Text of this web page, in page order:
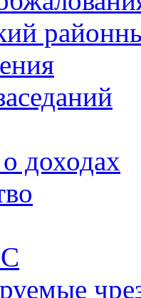
доходах